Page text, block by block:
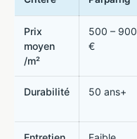
Prix
moyen
/m²
500 – 900
€
Durabilité 50 ans+